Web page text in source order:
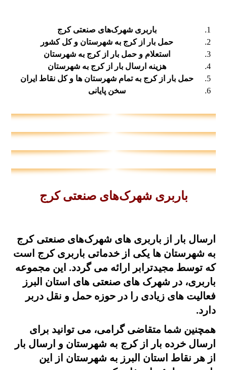
باربری شهرک‌های صنعتی کرج
حمل بار از کرج به شهرستان و کل کشور
استعلام و حمل بار از کرج به شهرستان
هزینه ارسال بار از کرج به شهرستان
حمل بار از کرج به تمام شهرستان ها و کل نقاط ایران
سخن پایانی
باربری شهرک‌های صنعتی کرج
ارسال بار از باربری های شهرک‌های صنعتی کرج
به شهرستان ها یکی از خدماتی باربری کرج است
که توسط مجیدترابر ارائه می گردد. این مجموعه
باربری، در شهرک های صنعتی های استان البرز
فعالیت های زیادی را در حوزه حمل و نقل دربر
دارد.
همچنین شما متقاضی گرامی، می توانید برای
ارسال خرده بار از کرج به شهرستان و ارسال بار
از هر نقاط استان البرز به شهرستان از این